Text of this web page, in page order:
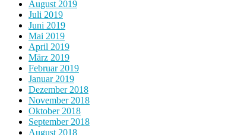
August 2019
Juli 2019
Juni 2019
Mai 2019
April 2019
März 2019
Februar 2019
Januar 2019
Dezember 2018
November 2018
Oktober 2018
September 2018
August 2018